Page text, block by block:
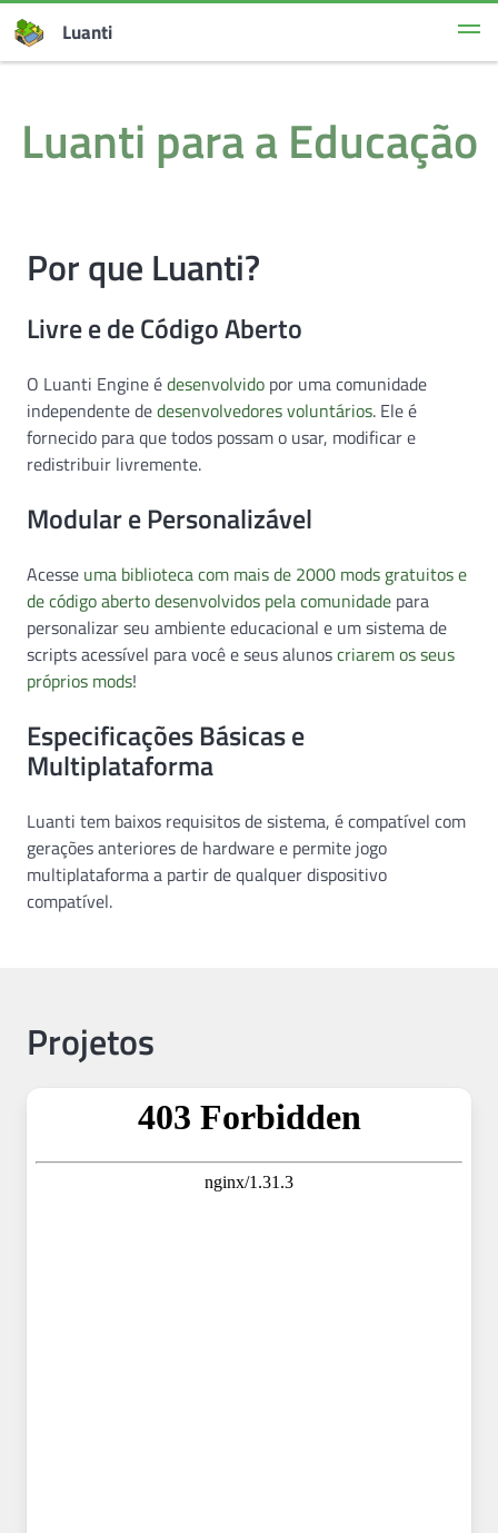
Luanti
Luanti para a Educação
Por que Luanti?
Livre e de Código Aberto
O Luanti Engine édesenvolvido por uma comunidade
independente dedesenvolvedores voluntários. Ele é
fornecido para que todos possam o usar, modificar e
redistribuir livremente.
Modular e Personalizável
Acesse uma biblioteca com mais de 2000 mods gratuitos e
de código aberto desenvolvidos pela comunidade para
personalizar seu ambiente educacional e um sistema de
scripts acessível para você e seus alunoscriarem os seus
próprios mods!
Especificações Básicas e
Multiplataforma
Luanti tem baixos requisitos de sistema, é compatível com
gerações anteriores de hardware e permite jogo
multiplataforma a partir de qualquer dispositivo
compatível.
Projetos
Mapa de projetos